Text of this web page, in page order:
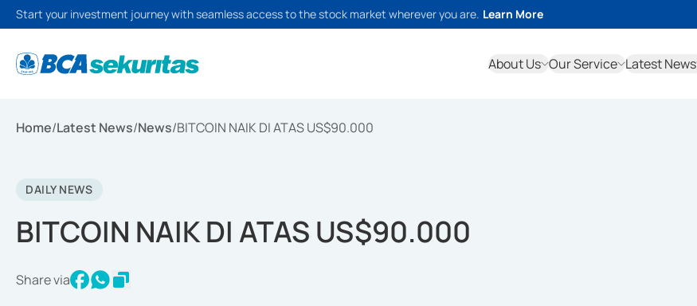
Start your investment journey with seamless access to the stock market wherever you are. Learn More
About Us Our Service Latest News
Home/Latest News/News/BITCOIN NAIK DI ATAS US$90.000
DAILY NEWS
BITCOIN NAIK DI ATAS US$90.000
Share via